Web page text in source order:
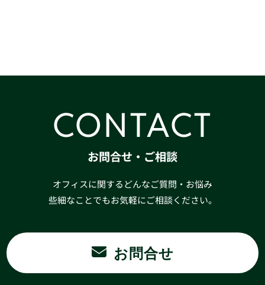
CONTACT
お問合せ・ご相談
オフィスに関するどんなご質問・お悩み
些細なことでもお気軽にご相談ください。
お問合せ